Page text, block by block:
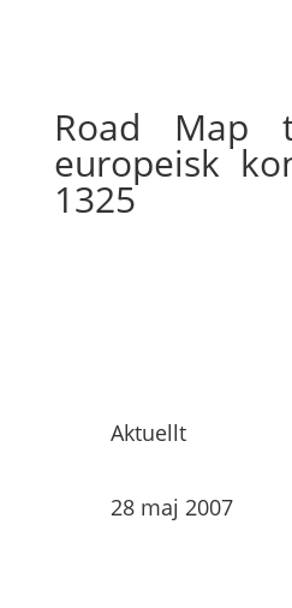
Road Map
europeisk
1325
Aktuellt
28 maj 2007